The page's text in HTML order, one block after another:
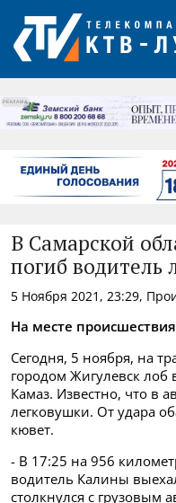
РЕКЛАМА
В Самарской
погиб водитель
5 Ноября 2021, 23:29,
На месте
Сегодня, 5 ноября, на
городом Жигулевск лоб
Камаз. Известно, что в
легковушки. От удара
кювет.
- В 17:25 на 956
водитель Калины
столкнулся с грузовым